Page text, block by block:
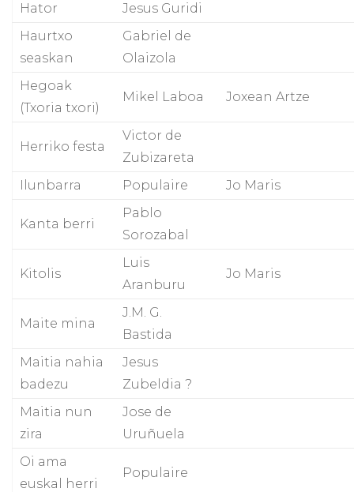
Hator
Jesus Guridi
Haurtxo
seaskan
Gabriel de
Olaizola
Hegoak
(Txoria txori)
Mikel Laboa Joxean Artze
Herriko festa
Victor de
Zubizareta
Ilunbarra
Populaire Jo Maris
Kanta berri
Pablo
Sorozabal
Kitolis
Luis
Aranburu
Jo Maris
Maite mina
J.M. G.
Bastida
Maitia nahia
badezu
Jesus
Zubeldia ?
Maitia nun
zira
Jose de
Uruñuela
Oi ama
euskal herri
Populaire